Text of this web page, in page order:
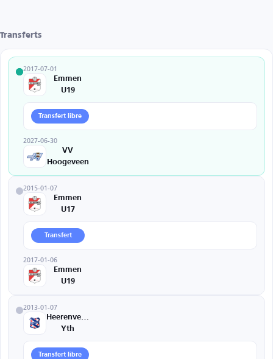
Transferts
2017-07-01
Emmen
U19
Transfert libre
2027-06-30
VV
Hoogeveen
2015-01-07
Emmen
U17
Transfert
2017-01-06
Emmen
U19
2013-01-07
Heerenveen
Yth
Transfert libre